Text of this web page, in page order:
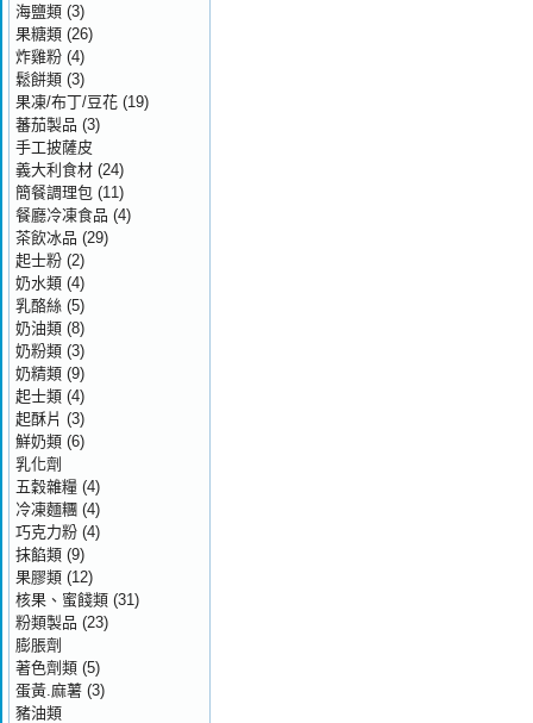
海鹽類 (3)
果糖類 (26)
炸雞粉 (4)
鬆餅類 (3)
果凍/布丁/豆花 (19)
蕃茄製品 (3)
手工披薩皮
義大利食材 (24)
簡餐調理包 (11)
餐廳冷凍食品 (4)
茶飲冰品 (29)
起士粉 (2)
奶水類 (4)
乳酪絲 (5)
奶油類 (8)
奶粉類 (3)
奶精類 (9)
起士類 (4)
起酥片 (3)
鮮奶類 (6)
乳化劑
五穀雜糧 (4)
冷凍麵糰 (4)
巧克力粉 (4)
抹餡類 (9)
果膠類 (12)
核果、蜜餞類 (31)
粉類製品 (23)
膨脹劑
著色劑類 (5)
蛋黃.麻薯 (3)
豬油類